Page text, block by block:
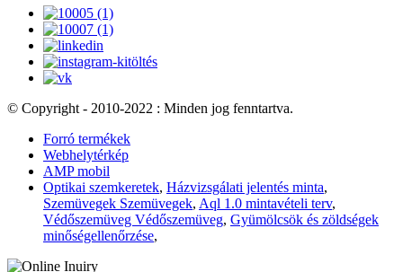
© Copyright - 2010-2022 : Minden jog fenntartva.
Forró termékek
Webhelytérkép
AMP mobil
Optikai szemkeretek, Házvizsgálati jelentés minta,
Szemüvegek Szemüvegek, Aql 1.0 mintavételi terv,
Védőszemüveg Védőszemüveg, Gyümölcsök és zöldségek
minőségellenőrzése,